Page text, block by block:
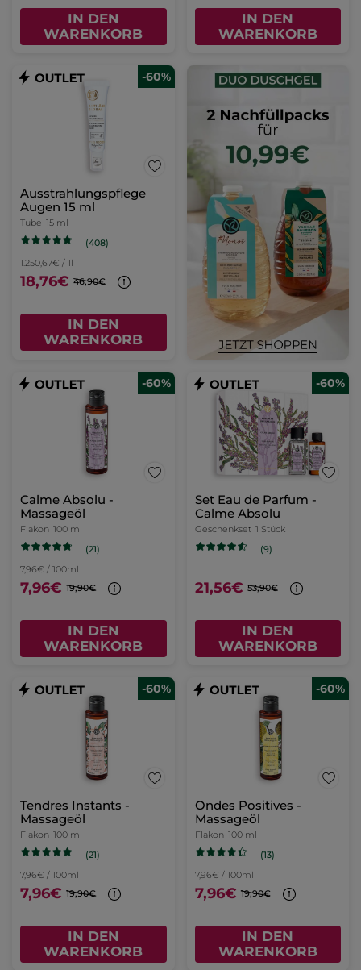
IN DEN
WARENKORB
IN DEN
WARENKORB
-60%
Ausstrahlungspflege
Augen 15 ml
Tube 15 ml
(408)
1.250,67€ / 1l
18,76€ 46,90€
IN DEN
WARENKORB
-60%
Calme Absolu -
Massageöl
Flakon 100 ml
(21)
7,96€ / 100ml
7,96€ 19,90€
IN DEN
WARENKORB
-60%
Set Eau de Parfum -
Calme Absolu
Geschenkset 1 Stück
(9)
21,56€ 53,90€
IN DEN
WARENKORB
-60%
Tendres Instants -
Massageöl
Flakon 100 ml
(21)
7,96€ / 100ml
7,96€ 19,90€
IN DEN
WARENKORB
-60%
Ondes Positives -
Massageöl
Flakon 100 ml
(13)
7,96€ / 100ml
7,96€ 19,90€
IN DEN
WARENKORB